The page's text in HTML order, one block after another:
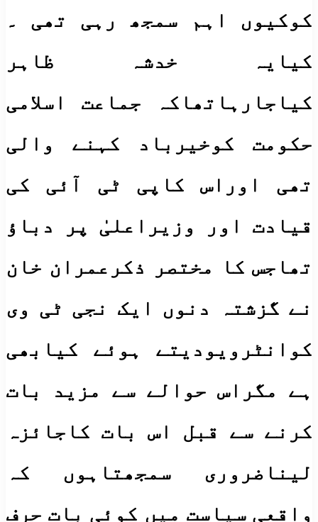
کوکیوں اہم سمجھ رہی تھی ۔
کیایہ خدشہ ظاہر
کیاجارہاتھاکہ جماعت اسلامی
حکومت کوخیرباد کہنے والی
تھی اوراس کاپی ٹی آئی کی
قیادت اور وزیراعلیٰ پر دباﺅ
تھاجس کا مختصر ذکرعمران خان
نے گزشتہ دنوں ایک نجی ٹی وی
کوانٹرویودیتے ہوئے کیابھی
ہے مگراس حوالے سے مزید بات
کرنے سے قبل اس بات کاجائزہ
لیناضروری سمجھتاہوں کہ
واقعی سیاست میں کوئی بات حرف